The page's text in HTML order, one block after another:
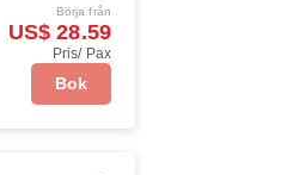
Börja från
US$ 28.59
Pris/ Pax
Bok